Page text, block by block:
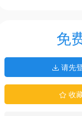
免
请先
收